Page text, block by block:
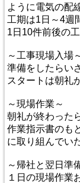
ように電気の配
工期は1日～4週
1日10件前後の
～工事現場入場
準備をしたらい
スタートは朝礼
～現場作業～
朝礼が終わった
作業指示書のも
に取り組んでい
～帰社と翌日準
１日の現場作業